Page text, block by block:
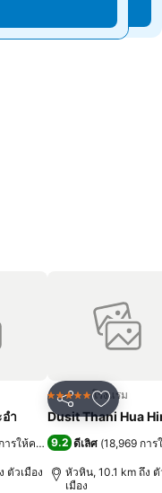
ายการโปรด
ำ
ารให้คะแนน)
ตัวเมือง
แชร์ เพิ่มในรา
5 ดาว โรงแรม
Dusit Thani Hua
9.2 ดีเลิศ (18,969 กา
หัวหิน, 10.1 km ถึง
เมือง